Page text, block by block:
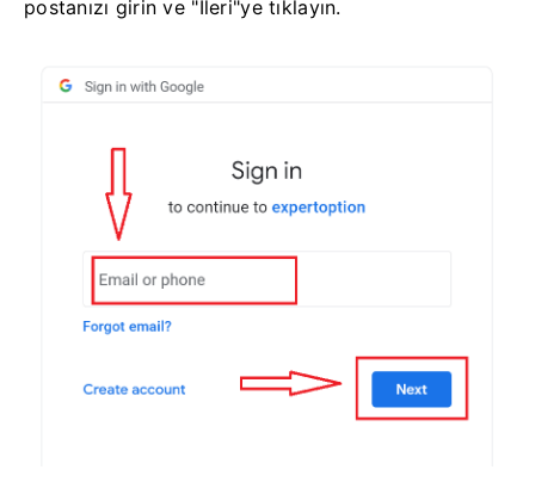
postanızı girin ve "İleri"ye tıklayın.